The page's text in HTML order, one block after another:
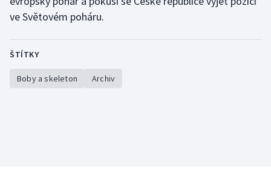
Plážový volejbal
ve Světovém poháru.
ŠTÍTKY
Boby a skeleton Archiv